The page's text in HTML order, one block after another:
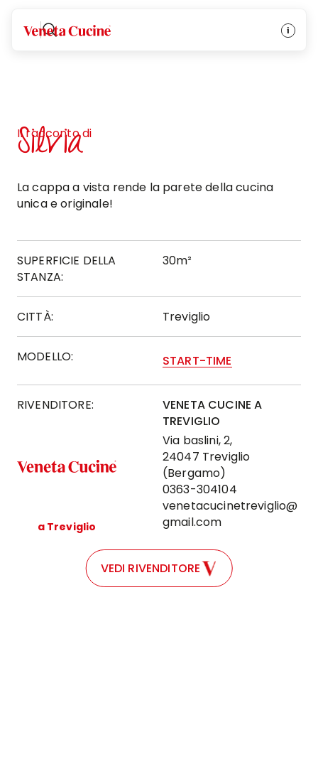
Veneta Cucine
Il racconto di
Silvia
La cappa a vista rende la parete della cucina
unica e originale!
SUPERFICIE DELLA
STANZA:
30m²
CITTÀ: Treviglio
MODELLO: START-TIME
RIVENDITORE:
a Treviglio
VENETA CUCINE A
TREVIGLIO
Via baslini, 2,
24047 Treviglio
(Bergamo)
0363-304104
venetacucinetreviglio@
gmail.com
VEDI RIVENDITORE